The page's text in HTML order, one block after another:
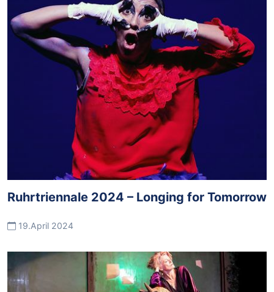
Ruhrtriennale 2024 – Longing for Tomorrow
19.April 2024